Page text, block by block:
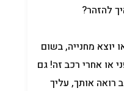
להזהר?
יוצא מחנייה, בשום
או אחרי רכב זה! גם
אותך, עליך